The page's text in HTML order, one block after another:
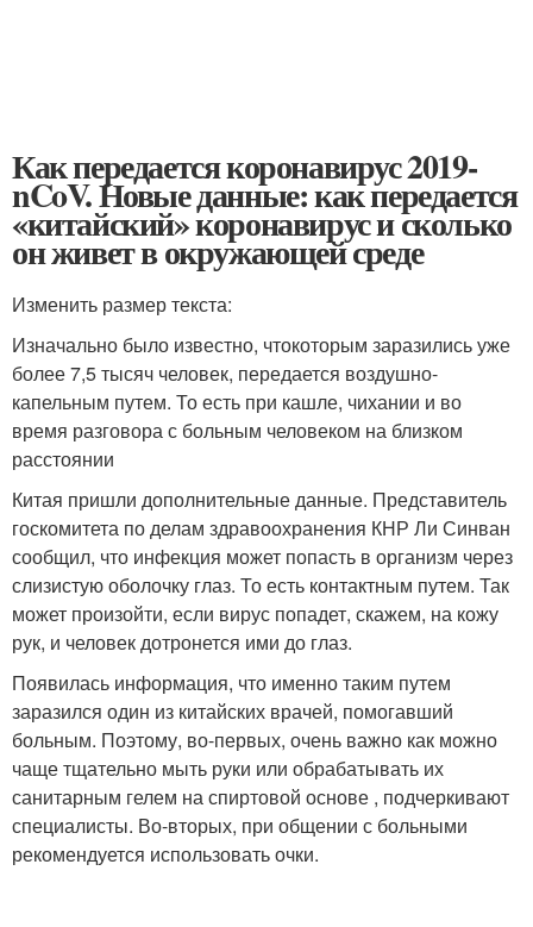
Как передается коронавирус 2019-
nCoV. Новые данные: как передается
«китайский» коронавирус и сколько
он живет в окружающей среде
Изменить размер текста:
Изначально было известно, чтокоторым заразились уже
более 7,5 тысяч человек, передается воздушно-
капельным путем. То есть при кашле, чихании и во
время разговора с больным человеком на близком
расстоянии
Китая пришли дополнительные данные. Представитель
госкомитета по делам здравоохранения КНР Ли Синван
сообщил, что инфекция может попасть в организм через
слизистую оболочку глаз. То есть контактным путем. Так
может произойти, если вирус попадет, скажем, на кожу
рук, и человек дотронется ими до глаз.
Появилась информация, что именно таким путем
заразился один из китайских врачей, помогавший
больным. Поэтому, во-первых, очень важно как можно
чаще тщательно мыть руки или обрабатывать их
санитарным гелем на спиртовой основе , подчеркивают
специалисты. Во-вторых, при общении с больными
рекомендуется использовать очки.